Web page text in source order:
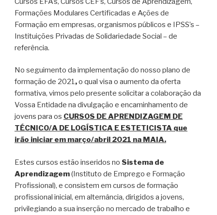
Formações Modulares Certificadas e Ações de
Formação em empresas, organismos públicos e IPSS’s –
Instituições Privadas de Solidariedade Social – de
referência.
No seguimento da implementação do nosso plano de
formação de 2021,o qual visa o aumento da oferta
formativa, vimos pelo presente solicitar a colaboração da
Vossa Entidade na divulgação e encaminhamento de
jovens para os CURSOS DE APRENDIZAGEM DE
TÉCNICO/A DE LOGÍSTICA E ESTETICISTA que
irão iniciar em março/abril 2021 na MAIA.
Estes cursos estão inseridos no Sistema de
Aprendizagem(Instituto de Emprego e Formação
Profissional), e consistem em cursos de formação
profissional inicial, em alternância, dirigidos a jovens,
privilegiando a sua inserção no mercado de trabalho e